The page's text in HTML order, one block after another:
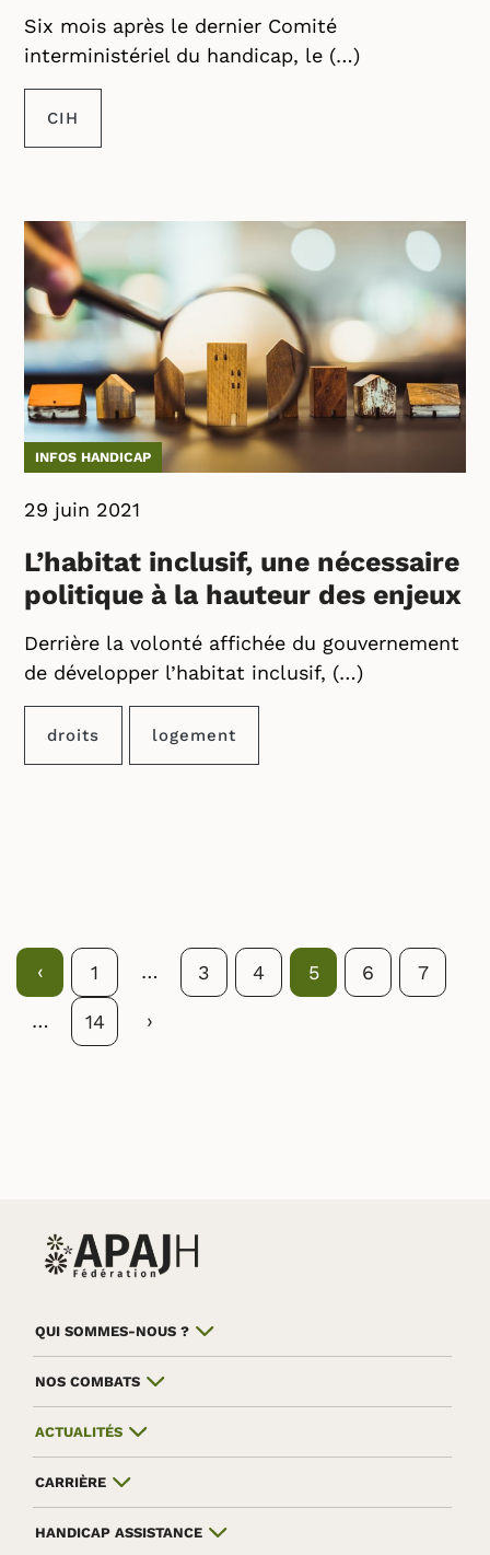
Six mois après le dernier Comité
interministériel du handicap, le (…)
CIH
INFOS HANDICAP
29 juin 2021
L’habitat inclusif, une nécessaire
politique à la hauteur des enjeux
Derrière la volonté affichée du gouvernement
de développer l’habitat inclusif, (…)
droits logement
Précédent
‹ 1 … 3 4 5 6 7
… 14 Suivant
›
QUI SOMMES-NOUS ?
NOS COMBATS
ACTUALITÉS
CARRIÈRE
HANDICAP ASSISTANCE